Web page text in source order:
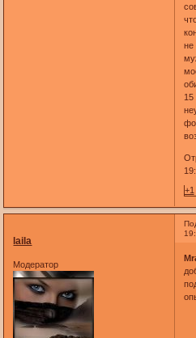
не
15
+1
laila
Модератор